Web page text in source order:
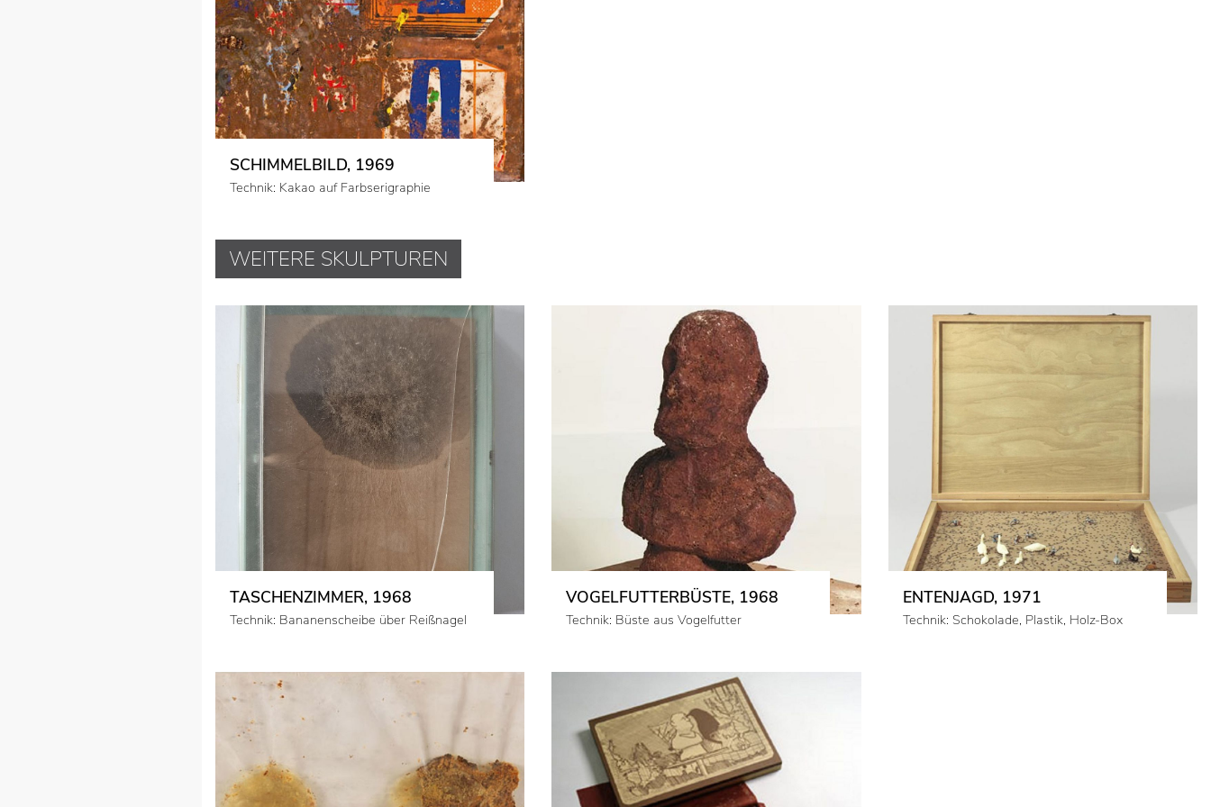
SCHIMMELBILD, 1969
Technik: Kakao auf Farbserigraphie
WEITERE SKULPTUREN
TASCHENZIMMER, 1968
Technik: Bananenscheibe über Reiß­na­gel
VOGELFUTTERBÜSTE, 1968
Technik: Büste aus Vogelfutter
ENTENJAGD, 1971
Technik: Schokolade, Plastik, Holz-Box